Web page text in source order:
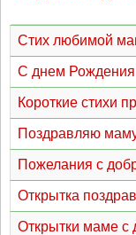
Стих любимой
С днем Рождения
Короткие стихи
Поздравляю
Пожелания с
Открытка
Открытки маме с